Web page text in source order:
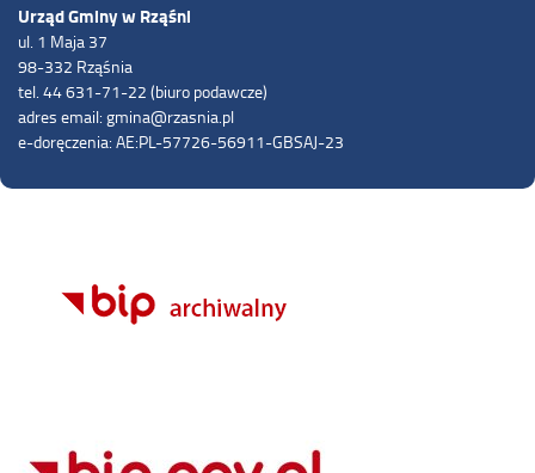
Urząd Gminy w Rząśni
ul. 1 Maja 37
98-332 Rząśnia
tel. 44 631-71-22 (biuro podawcze)
adres email: gmina@rzasnia.pl
e-doręczenia: AE:PL-57726-56911-GBSAJ-23